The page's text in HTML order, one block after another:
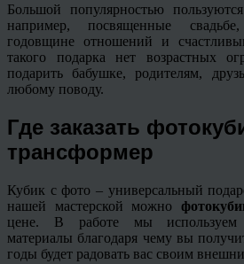
Большой популярностью
например, посвященные
годовщине отношений и
такого подарка нет возрастных
подарить бабушке, родителям,
любому поводу.
Где заказать
трансформер
Кубик с фото – универсальный
нашей мастерской можно
цене. В работе мы используем
материалы благодаря чему вы
годы будет радовать вас своим